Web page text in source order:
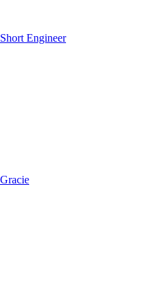
Short Engineer
Gracie